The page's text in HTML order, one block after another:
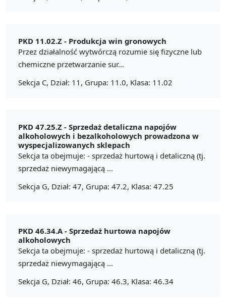
PKD 11.02.Z - Produkcja win gronowych
Przez działalność wytwórczą rozumie się fizyczne lub
chemiczne przetwarzanie sur...
Sekcja C, Dział: 11, Grupa: 11.0, Klasa: 11.02
PKD 47.25.Z - Sprzedaż detaliczna napojów
alkoholowych i bezalkoholowych prowadzona w
wyspecjalizowanych sklepach
Sekcja ta obejmuje: - sprzedaż hurtową i detaliczną (tj.
sprzedaż niewymagającą ...
Sekcja G, Dział: 47, Grupa: 47.2, Klasa: 47.25
PKD 46.34.A - Sprzedaż hurtowa napojów
alkoholowych
Sekcja ta obejmuje: - sprzedaż hurtową i detaliczną (tj.
sprzedaż niewymagającą ...
Sekcja G, Dział: 46, Grupa: 46.3, Klasa: 46.34